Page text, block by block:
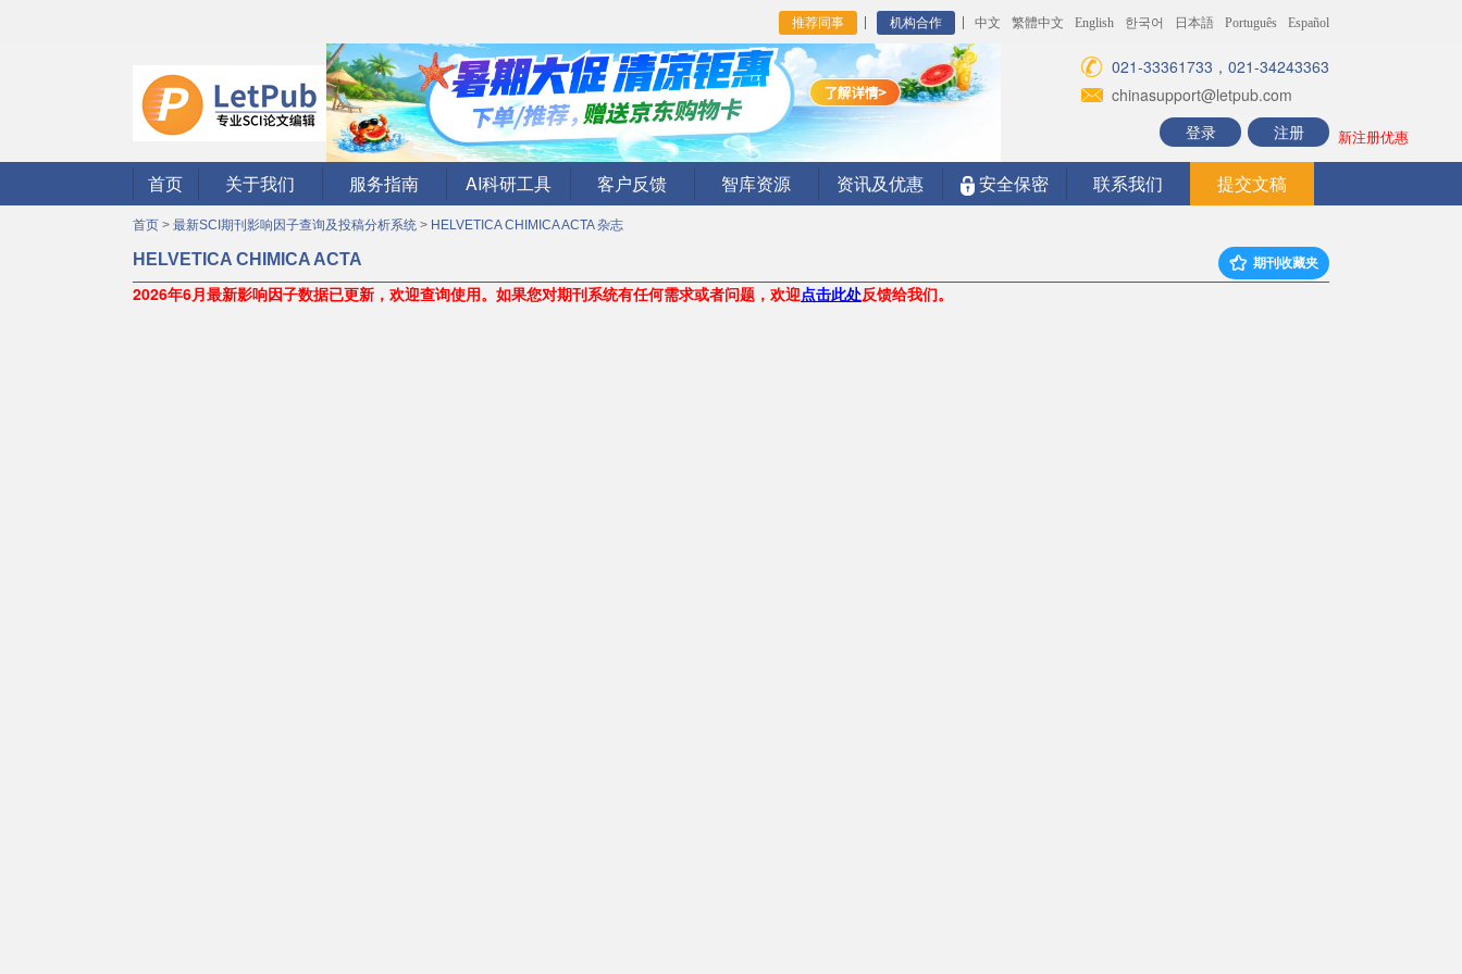
推荐同事 机构合作 中文 繁體中文 English 한국어 日本語 Português Español
021-33361733，021-34243363
chinasupport@letpub.com
登录
注册 新注册优惠
首页 关于我们 服务指南 AI科研工具 客户反馈 智库资源 资讯及优惠 安全保密 联系我们 提交文稿
首页 > 最新SCI期刊影响因子查询及投稿分析系统 > HELVETICA CHIMICA ACTA 杂志
HELVETICA CHIMICA ACTA 期刊收藏夹
2026年6月最新影响因子数据已更新，欢迎查询使用。 如果您对期刊系统有任何需求或者问题，欢迎点击此处反馈给我们。